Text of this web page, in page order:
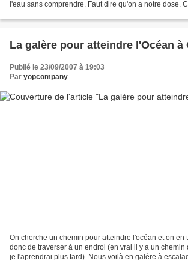
l'eau sans comprendre. Faut dire qu'on a notre dose.
La galère pour atteindre l'Océan à
Publié le 23/09/2007 à 19:03
Par yopcompany
On cherche un chemin pour atteindre l'océan et on en
donc de traverser à un endroi (en vrai il y a un chemin
je l'aprendrai plus tard). Nous voilà en galère à